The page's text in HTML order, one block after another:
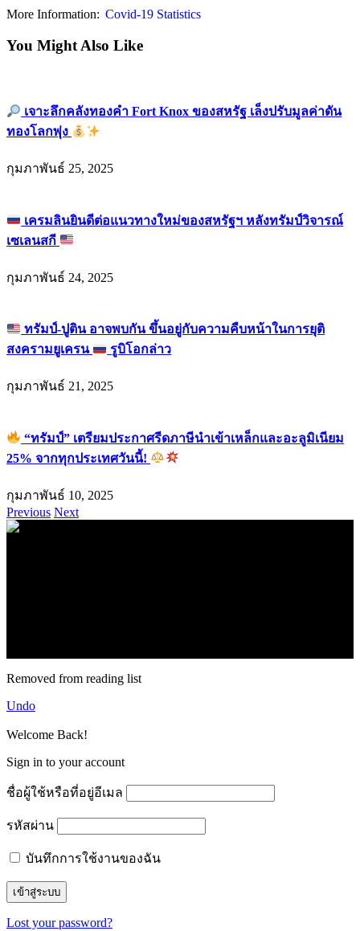
More Information: Covid-19 Statistics
You Might Also Like
เจาะลึกคลังทองคำ Fort Knox ของสหรัฐ เล็งปรับมูลค่าดัน
ทองโลกพุ่ง
กุมภาพันธ์ 25, 2025
เครมลินยินดีต่อแนวทางใหม่ของสหรัฐฯ หลังทรัมป์วิจารณ์
เซเลนสกี
กุมภาพันธ์ 24, 2025
ทรัมป์-ปูติน อาจพบกัน ขึ้นอยู่กับความคืบหน้าในการยุติ
สงครามยูเครน
รูบิโอกล่าว
กุมภาพันธ์ 21, 2025
“ทรัมป์” เตรียมประกาศรีดภาษีนำเข้าเหล็กและอะลูมิเนียม
25% จากทุกประเทศวันนี้!
กุมภาพันธ์ 10, 2025
Previous Next
Removed from reading list
Undo
Welcome Back!
Sign in to your account
ชื่อผู้ใช้หรือที่อยู่อีเมล
รหัสผ่าน
บันทึกการใช้งานของฉัน
Lost your password?